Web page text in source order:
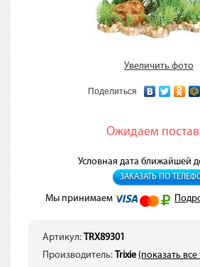
Увеличить фото
Поделиться
Ожидаем
Условная дата ближайшей
ЗАКАЗАТЬ ПО
Мы принимаем
Артикул: TRX89301
Производитель: Trixie (показать